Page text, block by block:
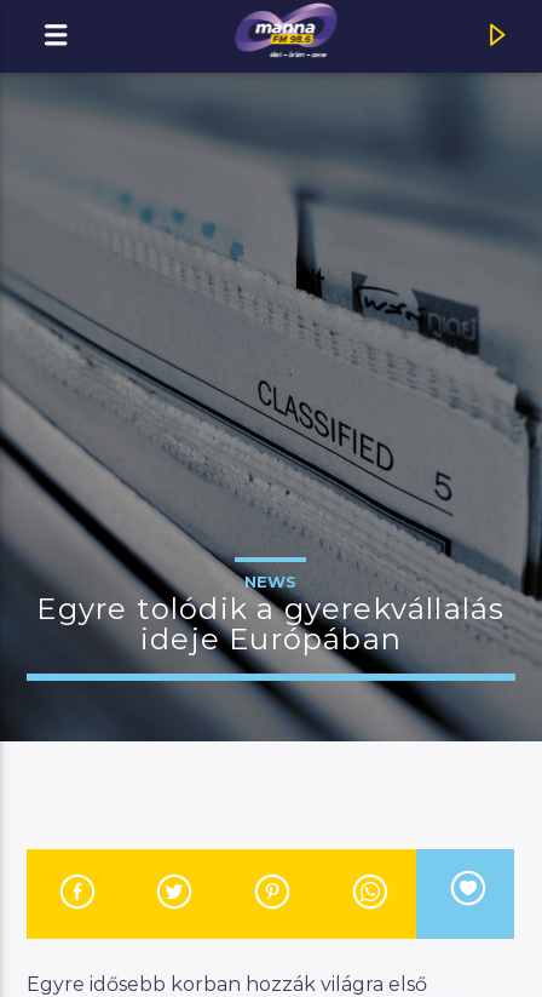
MOST ADÁSBAN
MannaFM
JELENLEGI MŰSOR
LÉLEKSZÖRF
Manna FM
NEWS
Egyre tolódik a gyerekvállalás
ideje Európában
Egyre idősebb korban hozzák világra első